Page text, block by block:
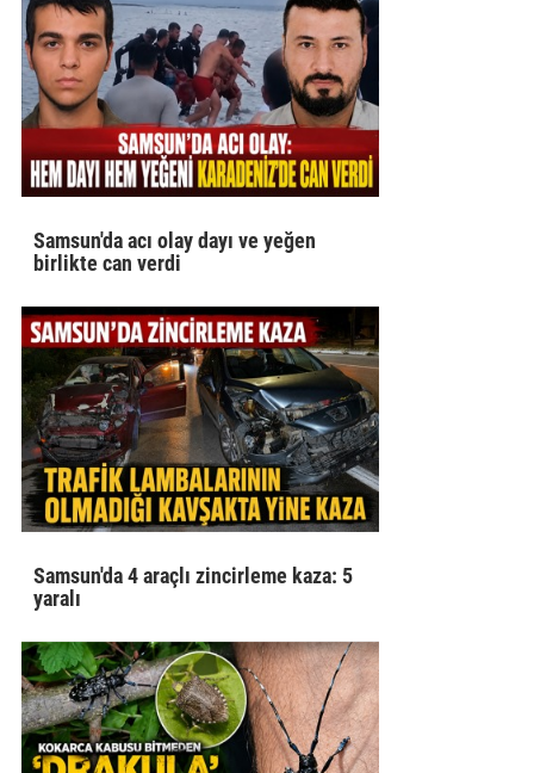
Samsun'da acı olay dayı ve yeğen
birlikte can verdi
Samsun'da 4 araçlı zincirleme kaza: 5
yaralı